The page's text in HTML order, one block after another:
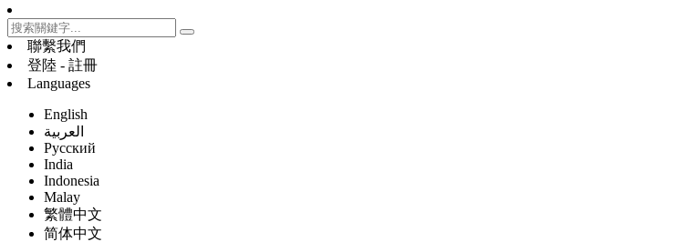
聯繫我們
登陸 - 註冊
Languages
English
العربية
Русский
India
Indonesia
Malay
繁體中文
简体中文